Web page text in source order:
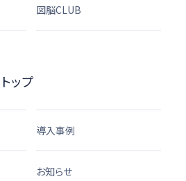
図脳CLUB
ップ
導入事例
お知らせ